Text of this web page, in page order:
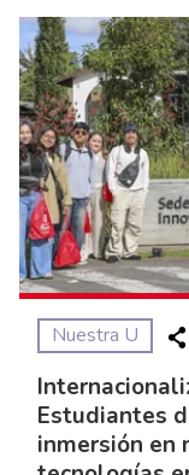
Nuestra U
Estudiantes
inmersión